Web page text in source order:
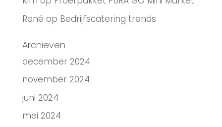
René op Bedrijfscatering trends
Archieven
december 2024
november 2024
juni 2024
mei 2024